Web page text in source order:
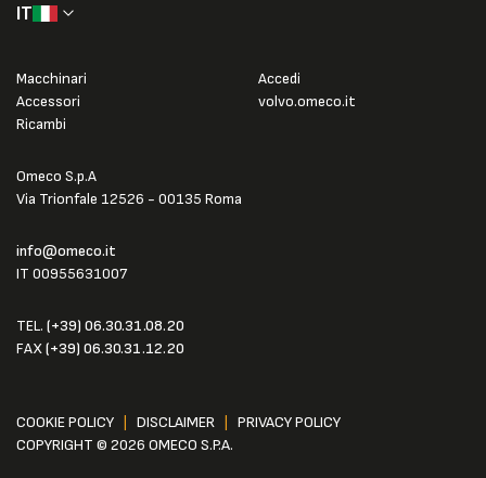
IT
Omeco S.p.A
Via Trionfale 12526 - 00135 Roma
info@omeco.it
IT 00955631007
TEL. (+39) 06.30.31.08.20
FAX(+39) 06.30.31.12.20
Macchinari
Accessori
Ricambi
Accedi
volvo.omeco.it
COOKIE POLICY DISCLAIMER
PRIVACY POLICY
COPYRIGHT © 2026 OMECO S.P.A.